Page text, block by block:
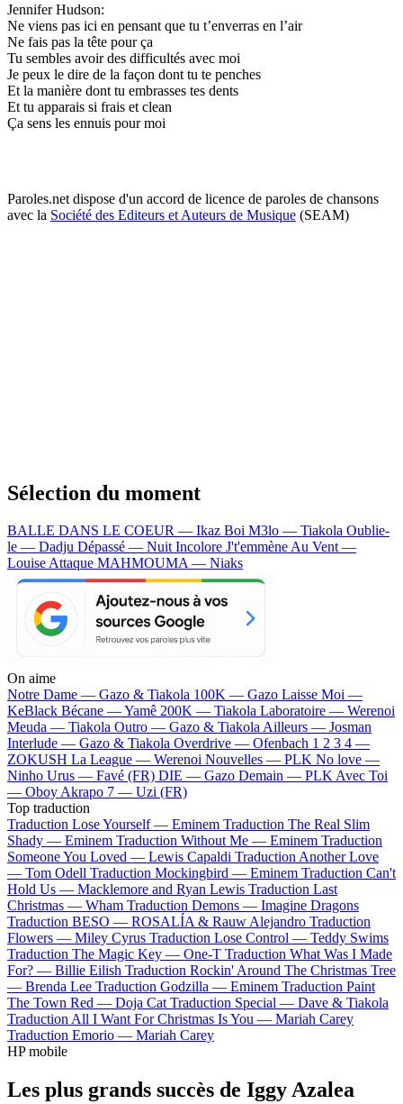
Jennifer Hudson:
Ne viens pas ici en pensant que tu t’enverras en l’air
Ne fais pas la tête pour ça
Tu sembles avoir des difficultés avec moi
Je peux le dire de la façon dont tu te penches
Et la manière dont tu embrasses tes dents
Et tu apparais si frais et clean
Ça sens les ennuis pour moi
Paroles.net dispose d'un accord de licence de paroles de chansons
avec la Société des Editeurs et Auteurs de Musique (SEAM)
Sélection du moment
BALLE DANS LE COEUR — Ikaz Boi M3lo — Tiakola Oublie-
le — Dadju Dépassé — Nuit Incolore J't'emmène Au Vent —
Louise Attaque MAHMOUMA — Niaks
On aime
Notre Dame — Gazo & Tiakola 100K — Gazo Laisse Moi —
KeBlack Bécane —Yamê 200K — Tiakola Laboratoire — Werenoi
Meuda — Tiakola Outro — Gazo & TiakolaAilleurs — Josman
Interlude — Gazo & Tiakola Overdrive — Ofenbach 1 2 3 4 —
ZOKUSH La League — Werenoi Nouvelles — PLK No love —
Ninho Urus — Favé (FR) DIE — Gazo Demain — PLKAvec Toi
— OboyAkrapo 7 — Uzi (FR)
Top traduction
Traduction Lose Yourself — Eminem Traduction The Real Slim
Shady — Eminem Traduction Without Me — Eminem Traduction
Someone You Loved — Lewis Capaldi Traduction Another Love
— Tom Odell Traduction Mockingbird — Eminem Traduction Can't
Hold Us — Macklemore and Ryan Lewis Traduction Last
Christmas — Wham Traduction Demons — Imagine Dragons
Traduction BESO — ROSALÍA & Rauw Alejandro Traduction
Flowers — Miley Cyrus Traduction Lose Control — Teddy Swims
Traduction The Magic Key — One-T Traduction What Was I Made
For? — Billie Eilish Traduction Rockin' Around The Christmas Tree
— Brenda Lee Traduction Godzilla — Eminem Traduction Paint
The Town Red — Doja Cat Traduction Special — Dave & Tiakola
Traduction All I Want For Christmas Is You — Mariah Carey
Traduction Emorio — Mariah Carey
HP mobile
Les plus grands succès de Iggy Azalea